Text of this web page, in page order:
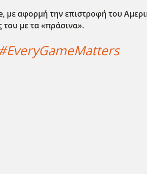
, με αφορμή την επιστροφή του
του με τα «πράσινα».